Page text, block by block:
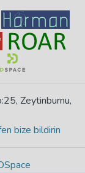
Zeytinburnu,
bize bildirin